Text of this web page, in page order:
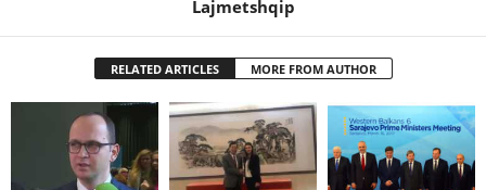
Lajmetshqip
RELATED ARTICLES MORE FROM AUTHOR